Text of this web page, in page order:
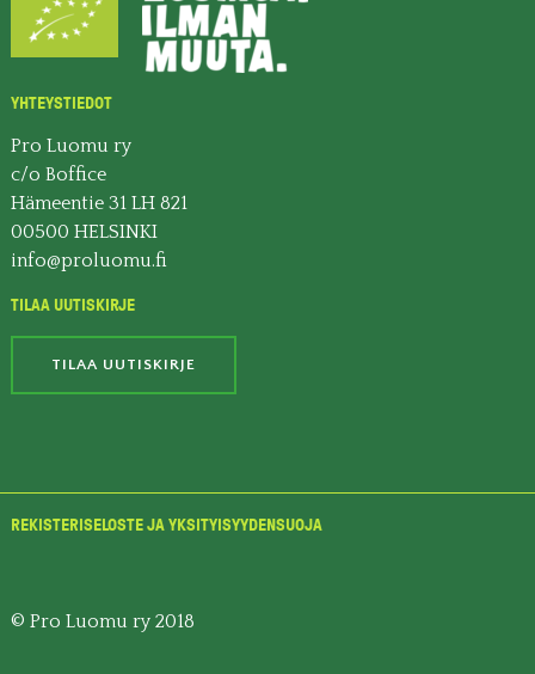
YHTEYSTIEDOT
Pro Luomu ry
c/o Boffice
Hämeentie 31 LH 821
00500 HELSINKI
info@proluomu.fi
TILAA UUTISKIRJE
TILAA UUTISKIRJE
REKISTERISELOSTE JA YKSITYISYYDENSUOJA
© Pro Luomu ry 2018